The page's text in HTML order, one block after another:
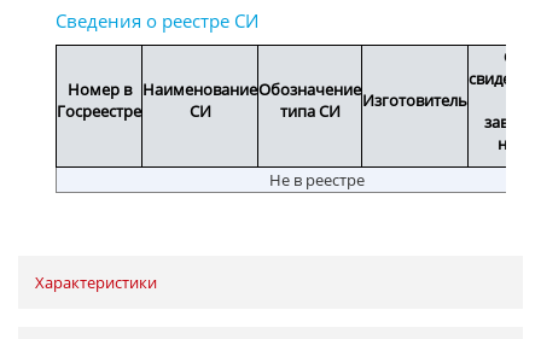
Номер в
Госреестре
Наименование
СИ
Обозначение
типа СИ
Изготовитель
Срок
Не в реестре
Характеристики